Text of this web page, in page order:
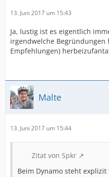
13. Juni 2017 um 15:43
Ja, lustig ist es eigentlich
irgendwelche
Empfehlungen)
Malte
13. Juni 2017 um 15:44
Zitat von Spkr
Beim Dynamo steht